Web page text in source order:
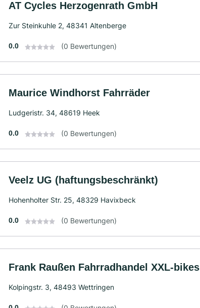
AT Cycles Herzogenrath GmbH
Zur Steinkuhle 2, 48341 Altenberge
0.0 (0 Bewertungen)
Maurice Windhorst Fahrräder
Ludgeristr. 34, 48619 Heek
0.0 (0 Bewertungen)
Veelz UG (haftungsbeschränkt)
Hohenholter Str. 25, 48329 Havixbeck
0.0 (0 Bewertungen)
Frank Raußen Fahrradhandel XXL-bikes
Kolpingstr. 3, 48493 Wettringen